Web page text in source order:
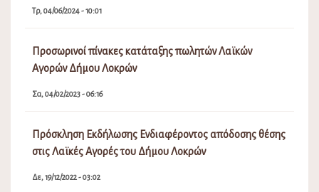
Τρ, 04/06/2024 - 10:01
Προσωρινοί πίνακες κατάταξης πωλητών Λαϊκών
Αγορών Δήμου Λοκρών
Σα, 04/02/2023 - 06:16
Πρόσκληση Εκδήλωσης Ενδιαφέροντος απόδοσης θέσης
στις Λαϊκές Αγορές του Δήμου Λοκρών
Δε, 19/12/2022 - 03:02